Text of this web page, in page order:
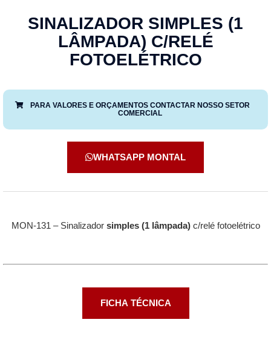
SINALIZADOR SIMPLES (1
LÂMPADA) C/RELÉ
FOTOELÉTRICO
PARA VALORES E ORÇAMENTOS CONTACTAR NOSSO SETOR
COMERCIAL
WHATSAPP MONTAL
MON-131 – Sinalizador simples (1 lâmpada)c/relé fotoelétrico
FICHA TÉCNICA